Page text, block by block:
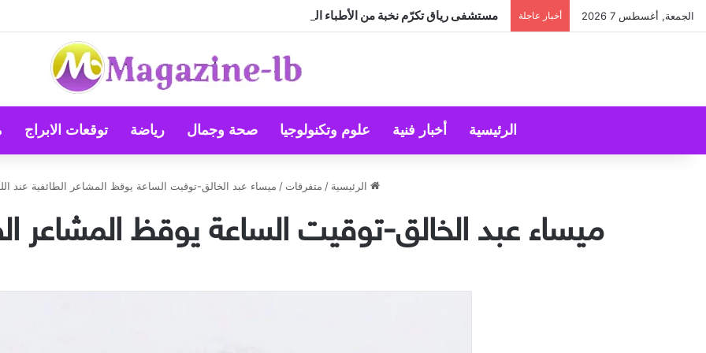
الجمعة, أغسطس 7 2026 أخبار عاجلة مستشفى رياق تكرّم نخبة من الأطباء الرواد
الرئيسية أخبار فنية علوم وتكنولوجيا صحة وجمال رياضة توقعات الابراج
الرئيسية / متفرقات / ميساء عبد الخالق-توقيت الساعة يوقظ المشاعر الطائفية عند
ميساء عبد الخالق-توقيت الساعة يوقظ المشاعر